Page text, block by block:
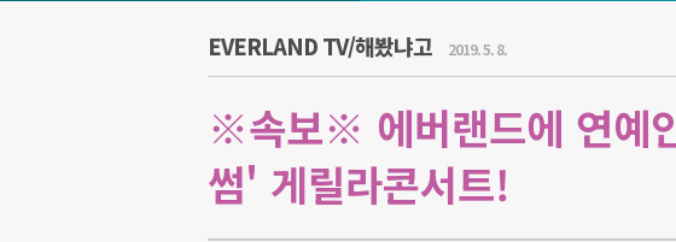
EVERLAND TV/해봤냐고 2019. 5. 8.
※속보※ 에버랜드에 연예
썸' 게릴라콘서트!